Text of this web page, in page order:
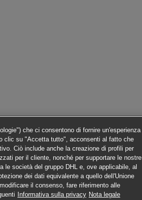
che ci consentono di fornire un'esperienza
clic su "Accetta tutto", acconsenti al fatto che
Ciò include anche la creazione di profili per
per il cliente, nonché per supportare le nostre
società del gruppo DHL e, ove applicabile, al
dei dati equivalente a quello dell'Unione
il consenso, fare riferimento alle
Informativa sulla privacy Nota legale